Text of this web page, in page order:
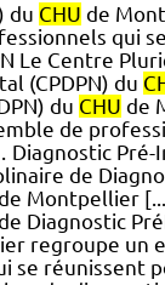
du CHU de
qui
Le Centre
(CPDPN) du
du CHU de
de
Pré-
de
Montpellier
Diagnostic
regroupe un
se réunissent